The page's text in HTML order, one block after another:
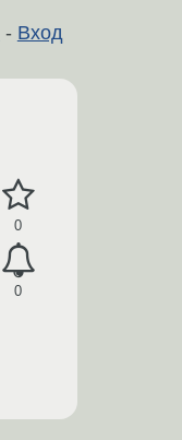
- Вход
0
0